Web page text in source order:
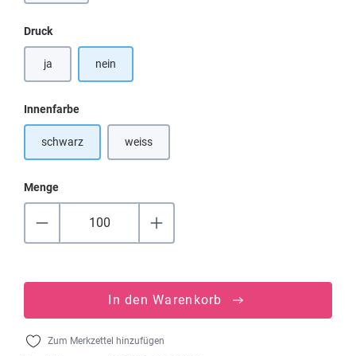
Druckauswählen
ja nein
Innenfarbeauswählen
schwarz weiss(Diese Option ist zurzeit nicht verfügbar.)
Menge
In den Warenkorb
Zum Merkzettel hinzufügen